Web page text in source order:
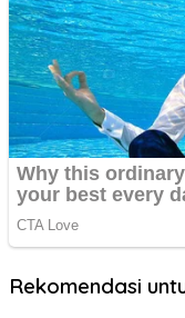
Rekomendasi